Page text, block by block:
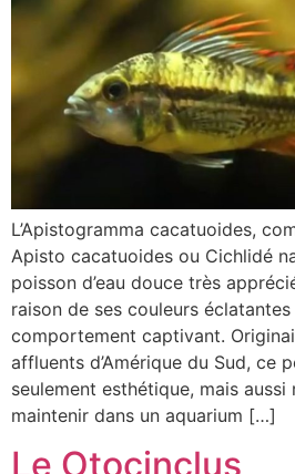
L’Apistogramma cacatuoides,
Apisto cacatuoides ou Cichlidé
poisson d’eau douce très
raison de ses couleurs
comportement captivant.
affluents d’Amérique du Sud, ce
seulement esthétique, mais
maintenir dans un aquarium […]
Le Otocinclus